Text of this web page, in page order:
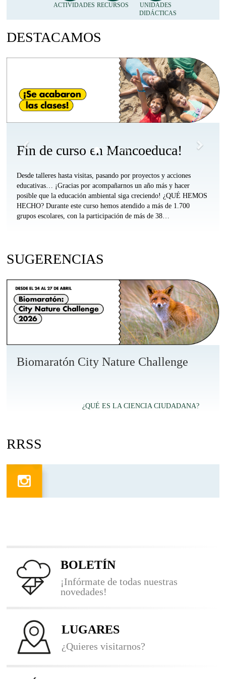
Día del Medio Ambiente
Accesos
Directos
Anónimo
Arriba
ACTIVIDADES RECURSOS
UNIDADES
DIDÁCTICAS
Directos
Profesorado
Comarca
Directos
Profesorado
Otras
Arriba
Directos
Apymas
Arriba
Directos
Familias
y
Arriba
DESTACAMOS
Fin de curso en Mancoeduca!
Desde talleres hasta visitas, pasando por proyectos y acciones
educativas… ¡Gracias por acompañarnos un año más y hacer
posible que la educación ambiental siga creciendo! ¿QUÉ HEMOS
HECHO? Durante este curso hemos atendido a más de 1.700
grupos escolares, con la participación de más de 38…
SUGERENCIAS
Biomaratón City Nature Challenge
¿QUÉ ES LA CIENCIA CIUDADANA?
RRSS
BOLETÍN
¡Infórmate de todas nuestras
novedades!
LUGARES
¿Quieres visitarnos?